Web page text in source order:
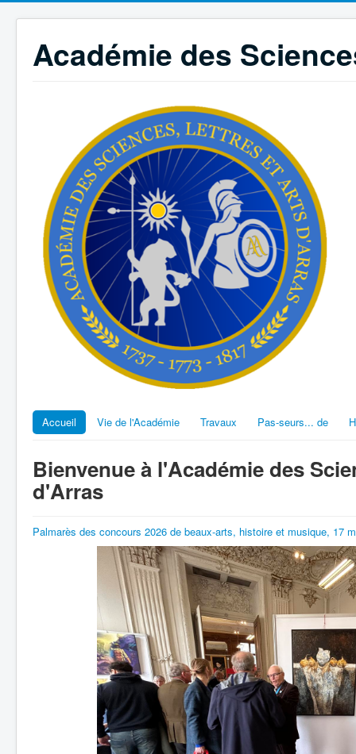
Académie des
Accueil Vie de l'Académie Travaux Pas-seurs... de
Bienvenue à l'Académie des
d'Arras
Palmarès des concours 2026 de beaux-arts, histoire et musique, 17